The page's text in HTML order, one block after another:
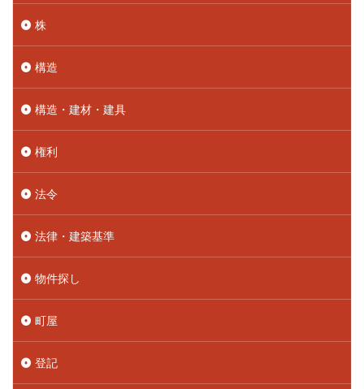
株
構造
構造・建材・建具
権利
法令
法律・建築基準
物件探し
町屋
登記